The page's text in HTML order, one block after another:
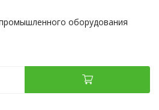
оборудования